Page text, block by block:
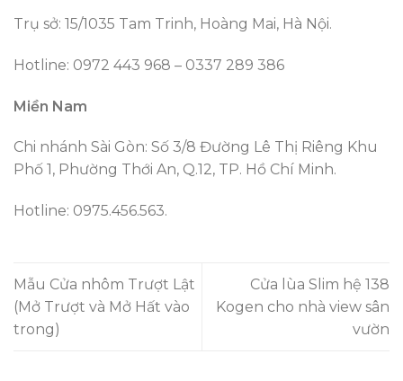
Trụ sở: 15/1035 Tam Trinh, Hoàng Mai, Hà Nội.
Hotline: 0972 443 968 – 0337 289 386
Miền Nam
Chi nhánh Sài Gòn: Số 3/8 Đường Lê Thị Riêng Khu
Phố 1, Phường Thới An, Q.12, TP. Hồ Chí Minh.
Hotline: 0975.456.563.
Mẫu Cửa nhôm Trượt Lật
(Mở Trượt và Mở Hất vào
trong)
Cửa lùa Slim hệ 138
Kogen cho nhà view sân
vườn